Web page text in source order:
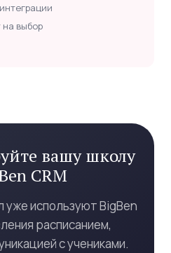
выбор
вашу школу
CRM
уже используют BigBen
расписанием,
с учениками.